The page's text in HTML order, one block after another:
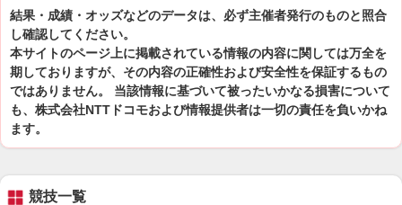
結果・成績・オッズなどのデータは、必ず主催者発行のものと照合
し確認してください。
本サイトのページ上に掲載されている情報の内容に関しては万全を
期しておりますが、その内容の正確性および安全性を保証するもの
ではありません。 当該情報に基づいて被ったいかなる損害について
も、株式会社NTTドコモおよび情報提供者は一切の責任を負いかね
ます。
競技一覧